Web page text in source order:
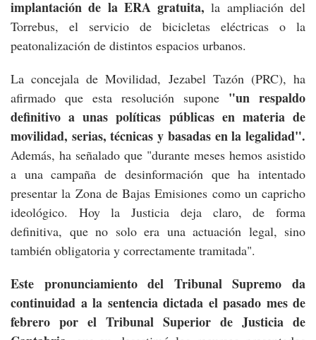
implantación de la ERA gratuita, la ampliación del
Torrebus, el servicio de bicicletas eléctricas o la
peatonalización de distintos espacios urbanos.
La concejala de Movilidad, Jezabel Tazón (PRC), ha
afirmado que esta resolución supone "un respaldo
definitivo a unas políticas públicas en materia de
movilidad, serias, técnicas y basadas en la legalidad".
Además, ha señalado que "durante meses hemos asistido
a una campaña de desinformación que ha intentado
presentar la Zona de Bajas Emisiones como un capricho
ideológico. Hoy la Justicia deja claro, de forma
definitiva, que no solo era una actuación legal, sino
también obligatoria y correctamente tramitada".
Este pronunciamiento del Tribunal Supremo da
continuidad a la sentencia dictada el pasado mes de
febrero por el Tribunal Superior de Justicia de